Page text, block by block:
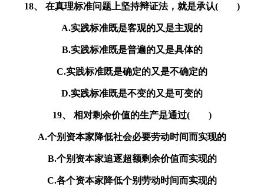
18、 在真理标准问题上坚持辩证法，就是承认( )
A.实践标准既是客观的又是主观的
B.实践标准既是普遍的又是具体的
C.实践标准既是确定的又是不确定的
D.实践标准既是不变的又是可变的
19、 相对剩余价值的生产是通过( )
A.个别资本家降低社会必要劳动时间而实现的
B.个别资本家追逐超额剩余价值而实现的
C.各个资本家降低个别劳动时间而实现的